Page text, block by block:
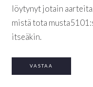
löytynyt jotain
mistä tota
itseäkin.
VASTAA